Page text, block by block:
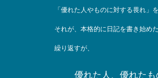
「優れた人やものに対する畏れ」
それが、本格的に日記を書き始め
繰り返すが、
優れた人、優れた